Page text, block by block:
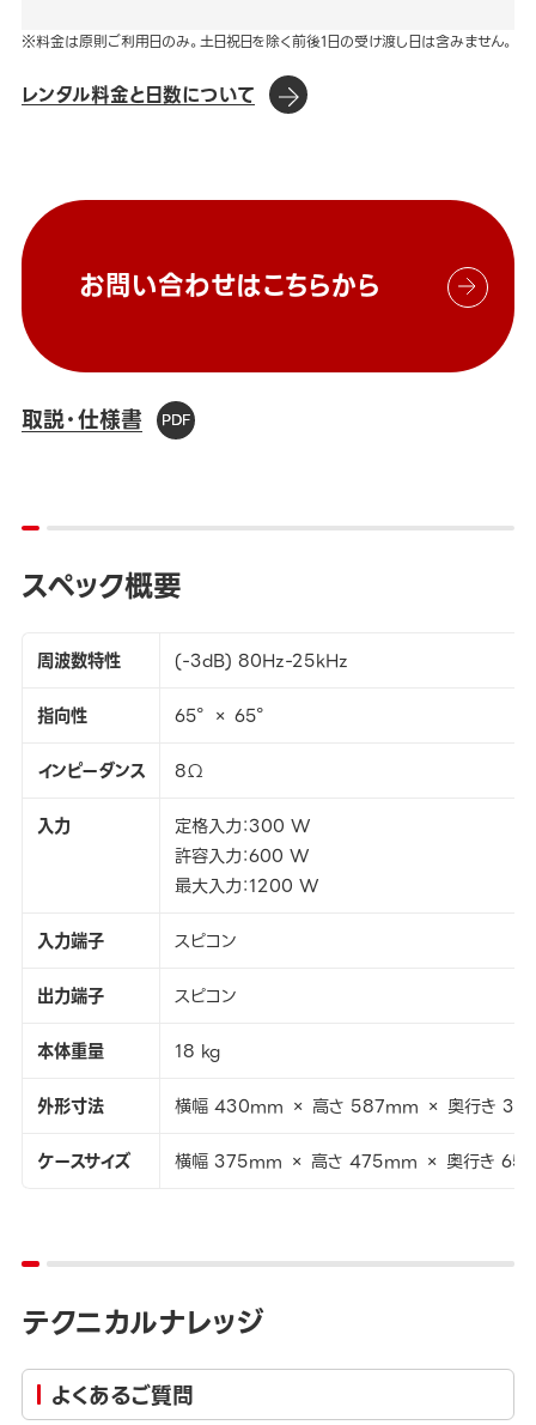
※料金は原則ご利用日のみ。土日祝日を除く前後1日の受け渡し日は含みません。
レンタル料金と日数について
お問い合わせはこちらから
取説・仕様書
スペック概要
周波数特性
(-3dB) 80Hz-25kHz
指向性
65° × 65°
インピーダンス
8Ω
入力
定格入力：300 W
許容入力：600 W
最大入力：1200 W
入力端子
スピコン
出力端子
スピコン
本体重量
18 kg
外形寸法
横幅 430mm × 高さ 587mm × 奥行き
ケースサイズ
横幅 375mm × 高さ 475mm × 奥行き
テクニカルナレッジ
よくあるご質問